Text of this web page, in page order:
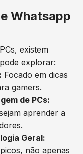
Whatsapp
existem
explorar:
Focado em dicas
gamers.
de PCs:
aprender a
Geral:
não apenas